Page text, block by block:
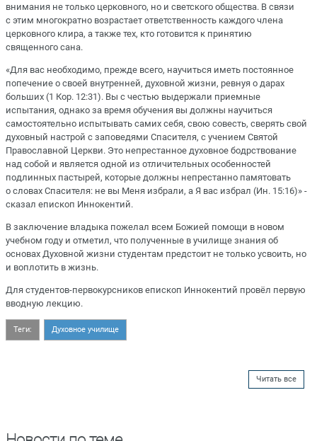
внимания не только церковного, но и светского общества. В связи
с этим многократно возрастает ответственность каждого члена
церковного клира, а также тех, кто готовится к принятию
священного сана.
«Для вас необходимо, прежде всего, научиться иметь постоянное
попечение о своей внутренней, духовной жизни, ревнуя о дарах
больших (1 Кор. 12:31). Вы с честью выдержали приемные
испытания, однако за время обучения вы должны научиться
самостоятельно испытывать самих себя, свою совесть, сверять свой
духовный настрой с заповедями Спасителя, с учением Святой
Православной Церкви. Это непрестанное духовное бодрствование
над собой и является одной из отличительных особенностей
подлинных пастырей, которые должны непрестанно памятовать
о словах Спасителя: не вы Меня избрали, а Я вас избрал (Ин. 15:16)» -
сказал епископ Иннокентий.
В заключение владыка пожелал всем Божией помощи в новом
учебном году и отметил, что полученные в училище знания об
основах Духовной жизни студентам предстоит не только усвоить, но
и воплотить в жизнь.
Для студентов-первокурсников епископ Иннокентий провёл первую
вводную лекцию.
Теги: Духовное училище
Читать все